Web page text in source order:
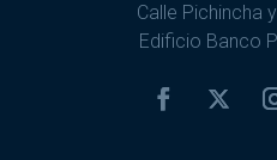
Calle Pichincha
Edificio Banco